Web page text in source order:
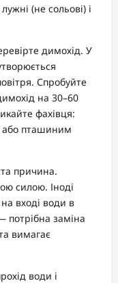
(не сольові) і
димохід. У
Спробуйте
на 30–60
фахівця:
або пташиним
причина.
силою. Іноді
вході води в
заміна
вимагає
води і